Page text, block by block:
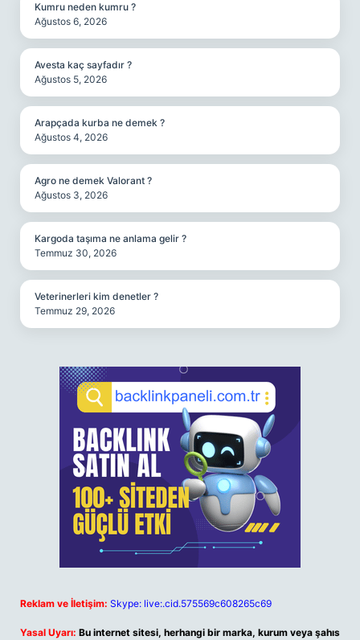
Kumru neden kumru ?
Ağustos 6, 2026
Avesta kaç sayfadır ?
Ağustos 5, 2026
Arapçada kurba ne demek ?
Ağustos 4, 2026
Agro ne demek Valorant ?
Ağustos 3, 2026
Kargoda taşıma ne anlama gelir ?
Temmuz 30, 2026
Veterinerleri kim denetler ?
Temmuz 29, 2026
Reklam ve İletişim: Skype: live:.cid.575569c608265c69
Yasal Uyarı: Bu internet sitesi, herhangi bir marka, kurum veya şahıs